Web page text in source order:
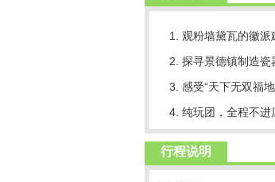
1. 观粉墙黛瓦的徽
2. 探寻景德镇制造瓷
3. 感受“天下无双福
4. 纯玩团，全程不进
行程说明